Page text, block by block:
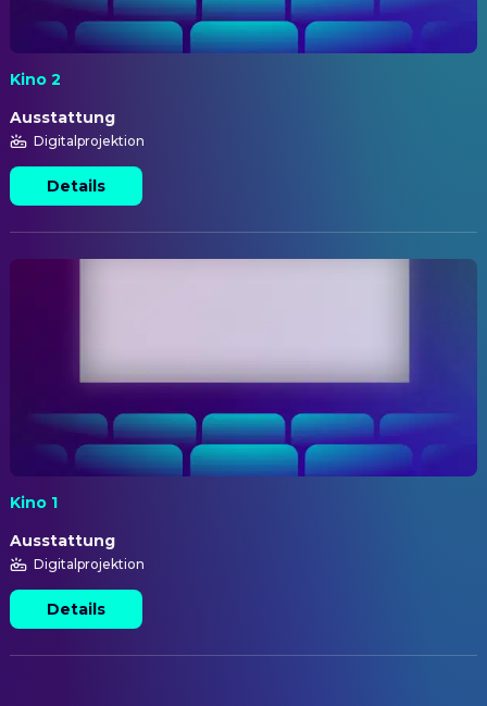
Kino 2
Ausstattung
Digitalprojektion
Details
Kino 1
Ausstattung
Digitalprojektion
Details